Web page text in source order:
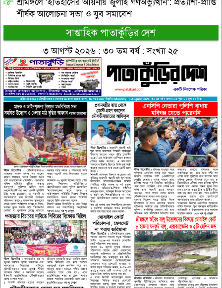
শ্রীমঙ্গলে ‘ইতিহাসের আয়নায় জুলাই গণঅভ্যুত্থান’: প্রত্যাশা-প্রাপ্তি
শীর্ষক আলোচনা সভা ও যুব সমাবেশ
সাপ্তাহিক পাতাকুঁড়ির দেশ
৩ আগস্ট ২০২৬ : ৩০ তম বর্ষ : সংখ্যা ২৫